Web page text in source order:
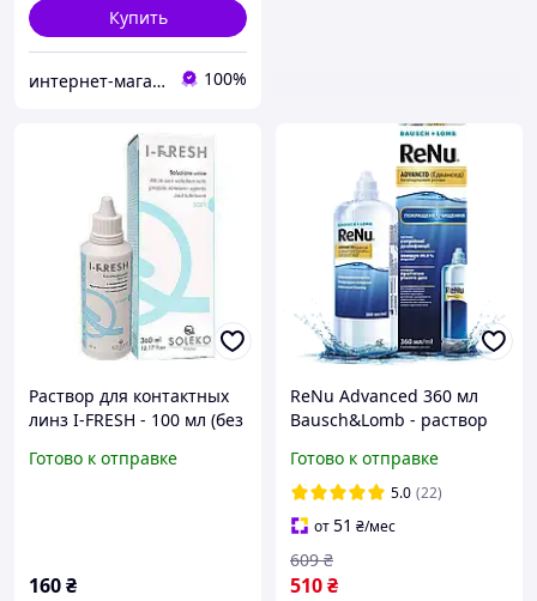
Купить
интернет-магазин "ВЗГЛЯД" 100%
Раствор для контактных
линз I-FRESH - 100 мл (без
для линз I FRESH Soleco
Готово к отправке
160₴
ReNu Advanced 360 мл
Bausch&Lomb - раствор
многофункциональный
Готово к отправке
5.0 (22)
от51 ₴/мес
510₴
609 ₴